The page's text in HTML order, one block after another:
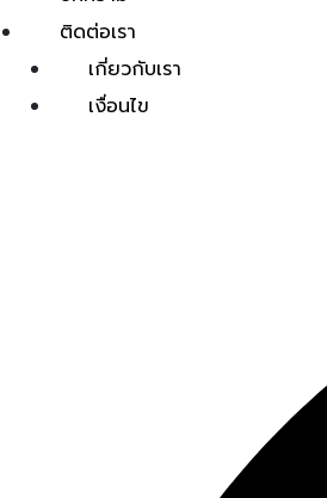
ติดต่อเรา
เกี่ยวกับเรา
เงื่อนไข